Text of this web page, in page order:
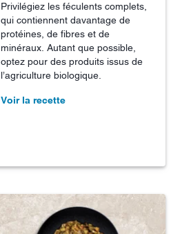
Privilégiez les féculents complets,
qui contiennent davantage de
protéines, de fibres et de
minéraux. Autant que possible,
optez pour des produits issus de
l’agriculture biologique.
Voir la recette